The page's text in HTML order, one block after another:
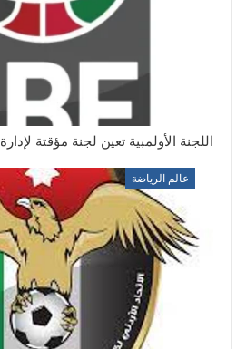
اللجنة الأولمبية تعين لجنة مؤقتة
عالم الرياضة